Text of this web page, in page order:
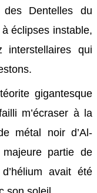
Dentelles du
éclipses instable,
qui
gigantesque
m’écraser à la
métal noir d’Al-
partie de
avait été